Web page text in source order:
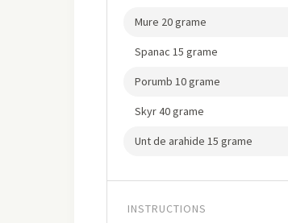
Mure 20 grame
Spanac 15 grame
Porumb 10 grame
Skyr 40 grame
Unt de arahide 15 grame
INSTRUCTIONS